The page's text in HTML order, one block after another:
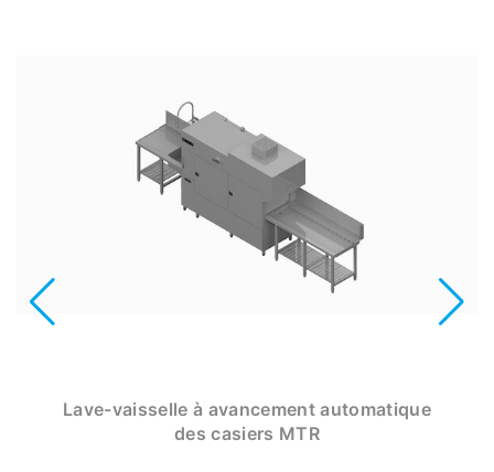
Lave-vaisselle à avancement automatique
des casiers MTR